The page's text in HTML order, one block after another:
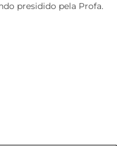
presidido pela Profa.